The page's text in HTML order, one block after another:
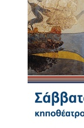
ΑΝΘΕΚΤΙΚΗ